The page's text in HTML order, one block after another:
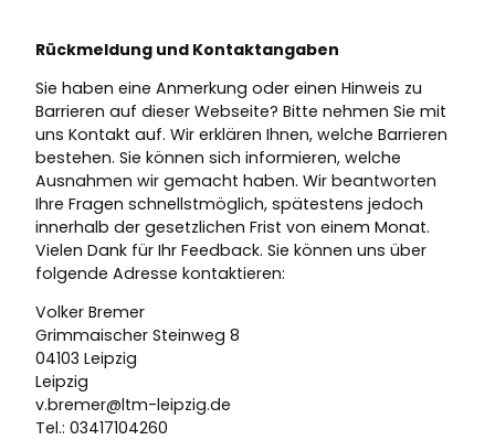
Rückmeldung und Kontaktangaben
Sie haben eine Anmerkung oder einen Hinweis zu
Barrieren auf dieser Webseite? Bitte nehmen Sie mit
uns Kontakt auf. Wir erklären Ihnen, welche Barrieren
bestehen. Sie können sich informieren, welche
Ausnahmen wir gemacht haben. Wir beantworten
Ihre Fragen schnellstmöglich, spätestens jedoch
innerhalb der gesetzlichen Frist von einem Monat.
Vielen Dank für Ihr Feedback. Sie können uns über
folgende Adresse kontaktieren:
Volker Bremer
Grimmaischer Steinweg 8
04103 Leipzig
Leipzig
v.bremer@ltm-leipzig.de
Tel.: 03417104260